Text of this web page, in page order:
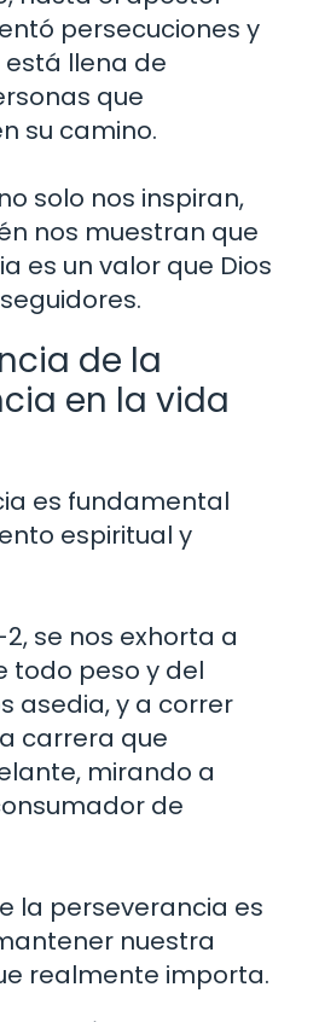
persecuciones y
está llena de
que
su camino.
solo nos inspiran,
nos muestran que
es un valor que Dios
de la
en la vida
es fundamental
espiritual y
2, se nos exhorta a
todo peso y del
asedia, y a correr
carrera que
mirando a
de
la perseverancia es
nuestra
realmente importa.